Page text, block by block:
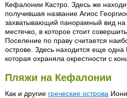
Кефалонии Кастро. Здесь же
получившая название Агиос
захватывающий панорамный вид на
местечко, в которое стоит
Поселение по праву считается
острове. Здесь находится еще одна
которая охраняла окрестности с
Пляжи на Кефалонии
Как и другие греческие острова